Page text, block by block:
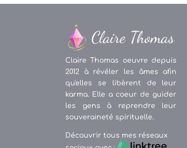
Claire Thomas oeuvre depuis
2012 à révéler les âmes afin
qu'elles se libèrent de leur
karma. Elle a coeur de guider
les gens à reprendre leur
souveraineté spirituelle.
Découvrir tous mes réseaux